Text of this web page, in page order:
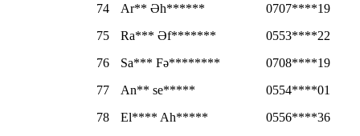
74
Ar** Əh******
0707****19
75
Ra*** Əf*******
0553****22
76
Sa*** Fə********
0708****19
77
An** se*****
0554****01
78
El**** Ah*****
0556****36